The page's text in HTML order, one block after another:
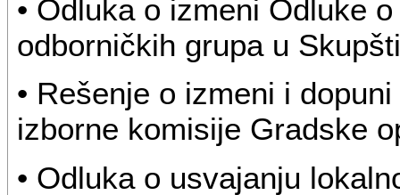
• Odluka o izmeni Odluke
odborničkih grupa u
• Rešenje o izmeni i
izborne komisije Gradske
• Odluka o usvajanju